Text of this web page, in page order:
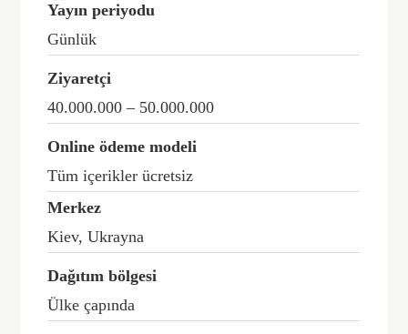
Yayın periyodu
Günlük
Ziyaretçi
40.000.000 – 50.000.000
Online ödeme modeli
Tüm içerikler ücretsiz
Merkez
Kiev, Ukrayna
Dağıtım bölgesi
Ülke çapında